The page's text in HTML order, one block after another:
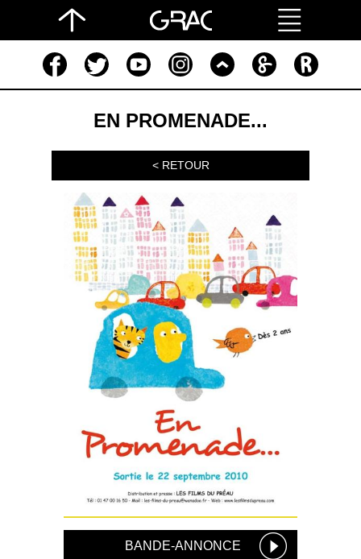
EN PROMENADE...
< RETOUR
BANDE-ANNONCE